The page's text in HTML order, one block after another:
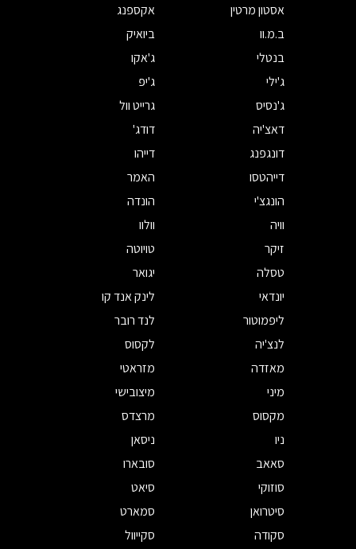
אסטון מרטין
אקספנג
ב.מ.וו
ביואיק
בנטלי
ג'אקו
ג'ילי
ג'יפ
ג'נסיס
גרייט וול
דאצ'יה
דודג'
דונגפנג
דייהו
דייהטסו
האמר
הונגצ'י
הונדה
וויה
וולוו
זיקר
טויוטה
טסלה
יגואר
יונדאי
לינק אנד קו
ליפמוטור
לנד רובר
לנצ'יה
לקסוס
מאזדה
מזראטי
מיני
מיצובישי
מקסוס
מרצדס
ניו
ניסאן
סאאב
סובארו
סוזוקי
סיאט
סיטרואן
סמארט
סקודה
סקייוול